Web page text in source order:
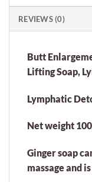
REVIEWS (0)
Butt
Lifting Soap,
Lymphatic
Net weight
Ginger soap
massage and